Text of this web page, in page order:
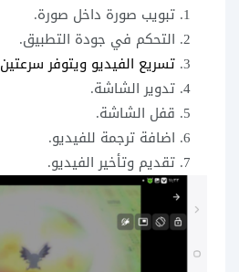
تبويب صورة داخل صورة.
التحكم في جودة التطبيق.
تسريع الفيديو ويتوفر سرعتين 1.5x وسرعة 2x.
تدوير الشاشة.
قفل الشاشة.
اضافة ترجمة للفيديو.
تقديم وتأخير الفيديو.